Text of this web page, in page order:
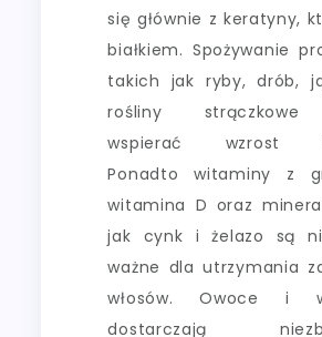
się głównie z keratyny,
białkiem. Spożywanie
takich jak ryby, drób,
rośliny strączkowe
wspierać wzrost
Ponadto witaminy z
witamina D oraz
jak cynk i żelazo są
ważne dla utrzymania
włosów. Owoce i
dostarczają